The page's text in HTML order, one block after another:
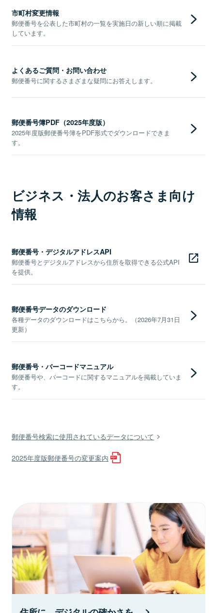
市町村変更情報
郵便番号を公表した市町村の一覧を実施日の新しい順に掲載
しています。
よくあるご質問・お問い合わせ
郵便番号に関するさまざまな疑問にお答えします。
郵便番号簿PDF（2025年度版）
2025年度版郵便番号簿をPDF形式でダウンロードできま
す。
ビジネス・法人のお客さま向け
情報
郵便番号・デジタルアドレスAPI
郵便番号とデジタルアドレスから住所を取得できる公式API
を提供。
郵便番号データのダウンロード
各種データのダウンロードはこちらから。（2026年7月31日
更新）
郵便番号・バーコードマニュアル
郵便番号や、バーコードに関するマニュアルを掲載していま
す。
郵便番号検索に使用されているデータについて
2025年度版郵便番号の変更案内